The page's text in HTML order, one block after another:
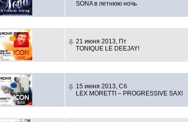
SONA в летнюю ночь
21 июня 2013, Пт
TONIQUE LE DEEJAY!
15 июня 2013, Сб
LEX MORETTI – PROGRESSIVE SAX!